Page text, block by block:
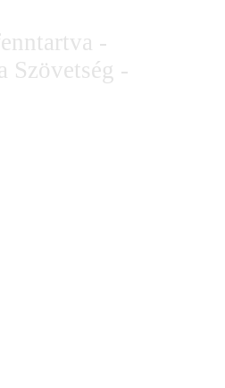
-
Szövetség -